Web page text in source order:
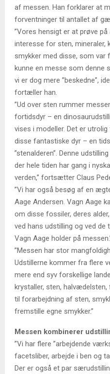
af messen. Han forklarer at
forventninger til antallet af
”Vores hensigt er at prøve
interesse for sten, mineraler,
smykker med disse, som var
kunne en messe som denne
vi er dog mere ”beskedne”,
fortæller han.
”Ud over sten rummer
fortidsdyr – en
vises i modeller. Det er
disse fantastiske dyr – en
”stenalderen”. Denne
der hele tiden har gang i
verden,” fortsætter Claus
”Vi har også besøg af en
Aage Andersen. Vagn Aage
om disse fossiler, deres
ved hans udstilling og ved
Vagn Aage holder på
”Messen har stor
Udstillerne kommer fra flere
mere end syv forskellige
krystaller, sten,
til forarbejdning af sten,
fremstille egne smykker.”
Messen kombinerer
”Vi har flere ”arbejdende
facetsliber, arbejde i ben og
Der er også et par